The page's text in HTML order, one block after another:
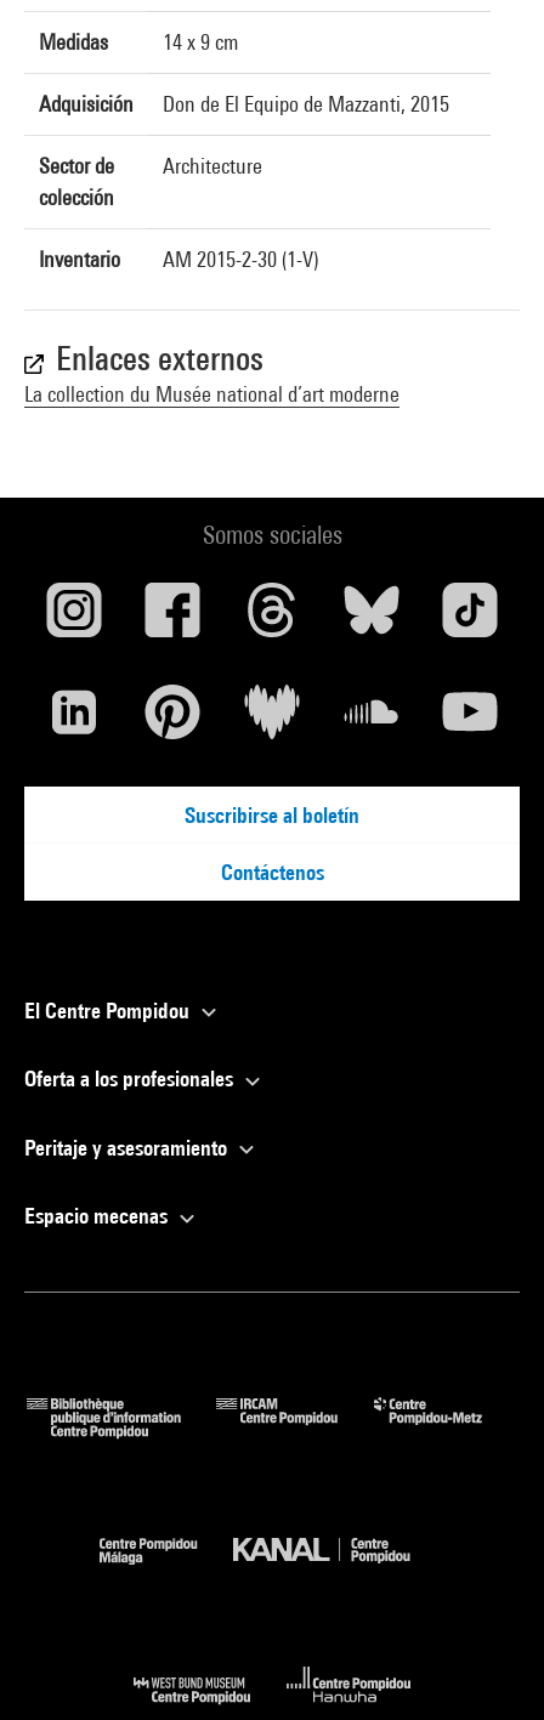
Medidas 14 x 9 cm
Adquisición Don de El Equipo de Mazzanti, 2015
Sector de
colección
Architecture
Inventario AM 2015-2-30 (1-V)
Enlaces externos
La collection du Musée national d’art moderne
Somos sociales
Suscribirse al boletín
Contáctenos
El Centre Pompidou
Oferta a los profesionales
Peritaje y asesoramiento
Espacio mecenas